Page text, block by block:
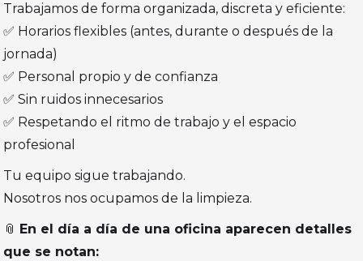
Trabajamos de forma organizada, discreta y eficiente:
✅ Horarios flexibles (antes, durante o después de la
jornada)
✅ Personal propio y de confianza
✅ Sin ruidos innecesarios
✅ Respetando el ritmo de trabajo y el espacio
profesional
Tu equipo sigue trabajando.
Nosotros nos ocupamos de la limpieza.
📎 En el día a día de una oficina aparecen detalles
que se notan: